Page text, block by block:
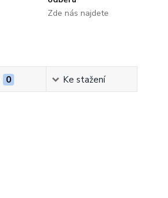
Zde nás najdete
0 Ke stažení